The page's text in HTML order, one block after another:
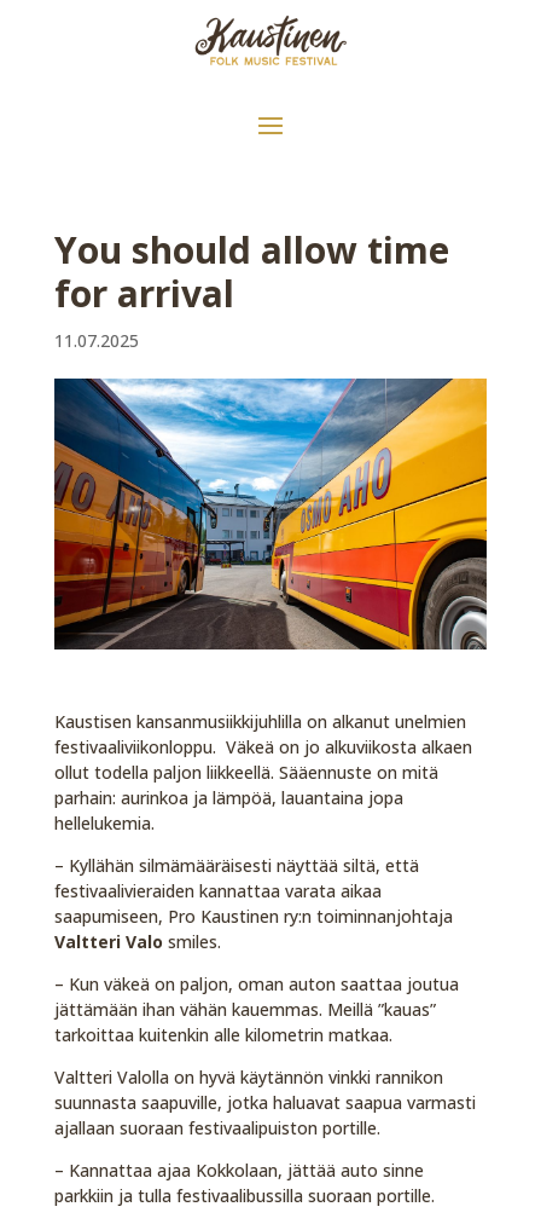
You should allow time
for arrival
11.07.2025
Kaustisen kansanmusiikkijuhlilla on alkanut unelmien
festivaaliviikonloppu. Väkeä on jo alkuviikosta alkaen
ollut todella paljon liikkeellä. Sääennuste on mitä
parhain: aurinkoa ja lämpöä, lauantaina jopa
hellelukemia.
– Kyllähän silmämääräisesti näyttää siltä, että
festivaalivieraiden kannattaa varata aikaa
saapumiseen, Pro Kaustinen ry:n toiminnanjohtaja
Valtteri Valo smiles.
– Kun väkeä on paljon, oman auton saattaa joutua
jättämään ihan vähän kauemmas. Meillä ”kauas”
tarkoittaa kuitenkin alle kilometrin matkaa.
Valtteri Valolla on hyvä käytännön vinkki rannikon
suunnasta saapuville, jotka haluavat saapua varmasti
ajallaan suoraan festivaalipuiston portille.
– Kannattaa ajaa Kokkolaan, jättää auto sinne
parkkiin ja tulla festivaalibussilla suoraan portille.